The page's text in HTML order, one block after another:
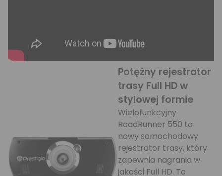
Potężny rejestrator
trasy Full HD w
stylowej formie
Wielofunkcyjny
RoadRunner 550 to
nowy samochodowy
rejestrator trasy, który
zapewnia nagrania w
jakości Full HD. To